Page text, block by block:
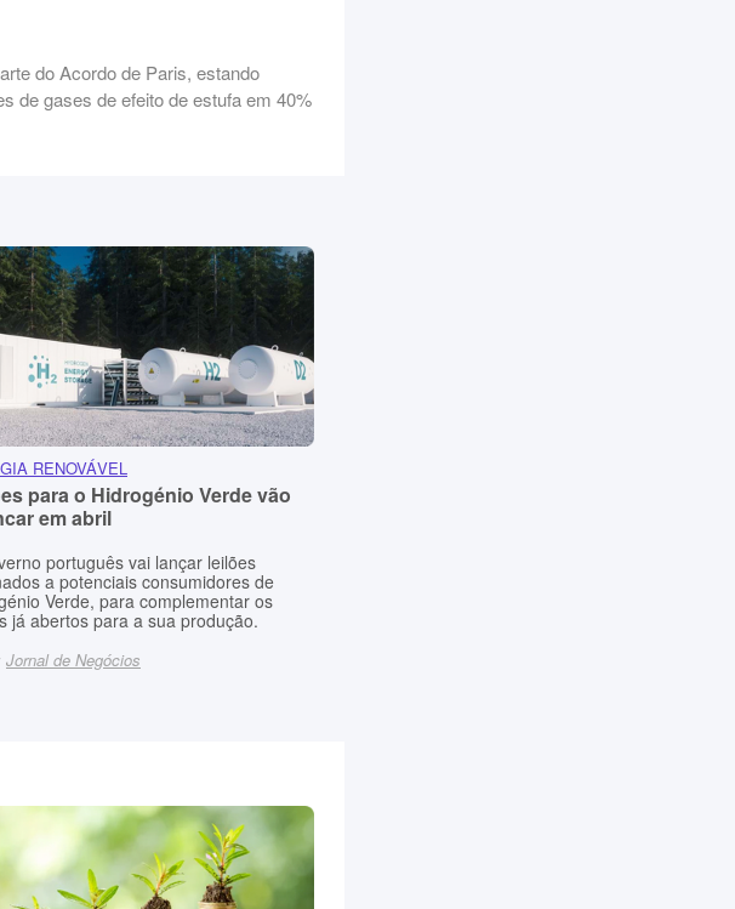
do Acordo de Paris, estando
de gases de efeito de estufa em 40%
RENOVÁVEL
para o Hidrogénio Verde vão
em abril
português vai lançar leilões
a potenciais consumidores de
Verde, para complementar os
já abertos para a sua produção.
Jornal de Negócios